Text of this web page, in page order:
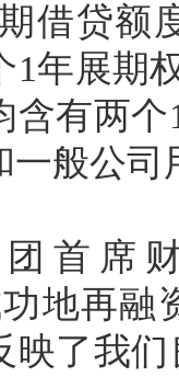
借贷额
1年展期
含有两
一般公司
首席
地再融
映了我